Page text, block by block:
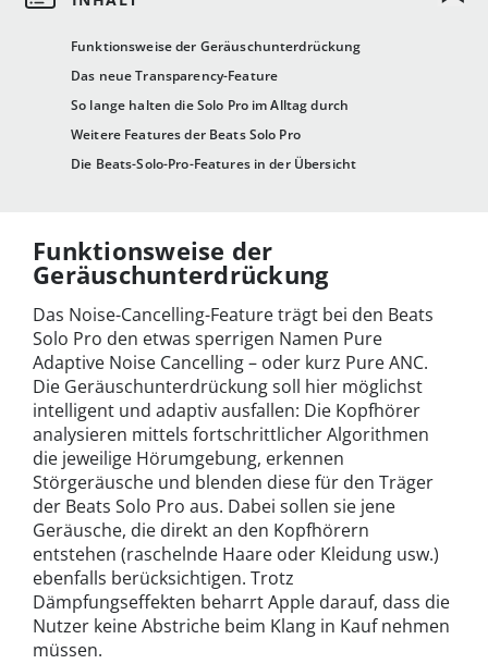
Funktionsweise der Geräuschunterdrückung
Das neue Transparency-Feature
So lange halten die Solo Pro im Alltag durch
Weitere Features der Beats Solo Pro
Die Beats-Solo-Pro-Features in der Übersicht
Funktionsweise der
Geräuschunterdrückung
Das Noise-Cancelling-Feature trägt bei den Beats
Solo Pro den etwas sperrigen Namen Pure
Adaptive Noise Cancelling – oder kurz Pure ANC.
Die Geräuschunterdrückung soll hier möglichst
intelligent und adaptiv ausfallen: Die Kopfhörer
analysieren mittels fortschrittlicher Algorithmen
die jeweilige Hörumgebung, erkennen
Störgeräusche und blenden diese für den Träger
der Beats Solo Pro aus. Dabei sollen sie jene
Geräusche, die direkt an den Kopfhörern
entstehen (raschelnde Haare oder Kleidung usw.)
ebenfalls berücksichtigen. Trotz
Dämpfungseffekten beharrt Apple darauf, dass die
Nutzer keine Abstriche beim Klang in Kauf nehmen
müssen.